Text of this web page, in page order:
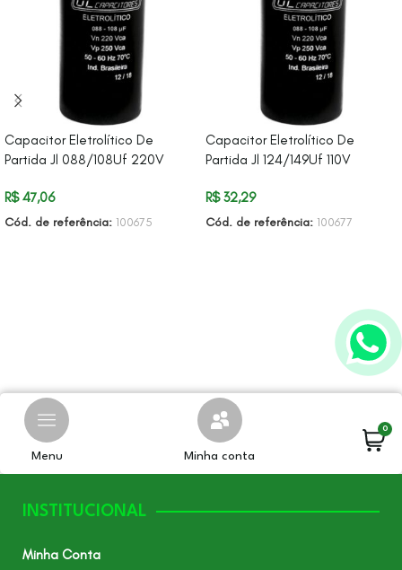
Capacitor Eletrolítico De
Partida Jl 088/108Uf 220V
R$47,06
Cód. de referência: 100675
Capacitor Eletrolítico De
Partida Jl 124/149Uf 110V
R$32,29
Cód. de referência: 100677
Menu Minha conta
0
INSTITUCIONAL
Minha Conta